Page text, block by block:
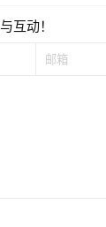
互动！